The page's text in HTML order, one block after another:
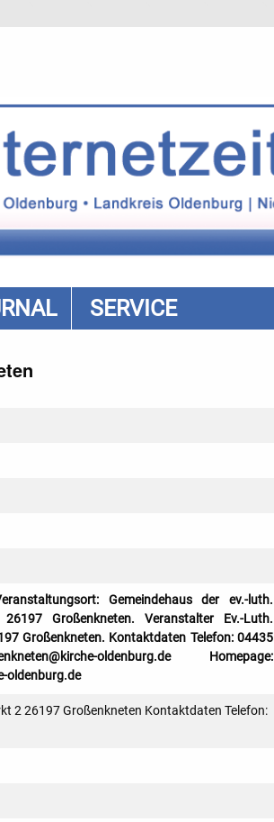
SERVICE
Gemeindehaus der ev.-luth.
Großenkneten. Veranstalter Ev.-Luth.
Großenkneten. Kontaktdaten Telefon: 04435
oldenburg.de Homepage:
oldenburg.de
2 26197 Großenkneten Kontaktdaten Telefon: